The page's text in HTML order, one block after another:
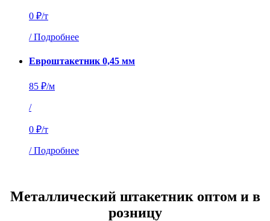
0 ₽/т
/ Подробнее
Евроштакетник 0,45 мм
85 ₽/м
/
0 ₽/т
/ Подробнее
Металлический штакетник оптом и в
розницу